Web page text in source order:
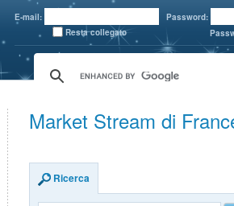
E-mail:
Password:
Resta collegato
Market Stream di
Ricerca